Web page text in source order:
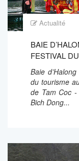
Actualité
BAIE
FESTIVAL
Baie
du tourisme
de Tam Coc
Bich Dong...